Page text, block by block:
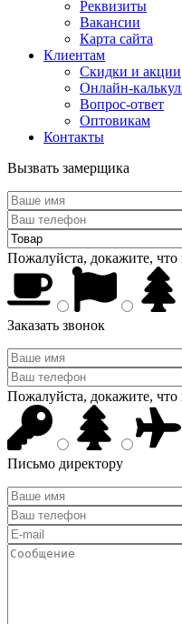
Реквизиты
Вакансии
Карта сайта
Клиентам
Скидки и акции
Онлайн-
Вопрос-ответ
Оптовикам
Контакты
Вызвать замерщика
Пожалуйста, докажите,
Заказать звонок
Пожалуйста, докажите,
Письмо директору